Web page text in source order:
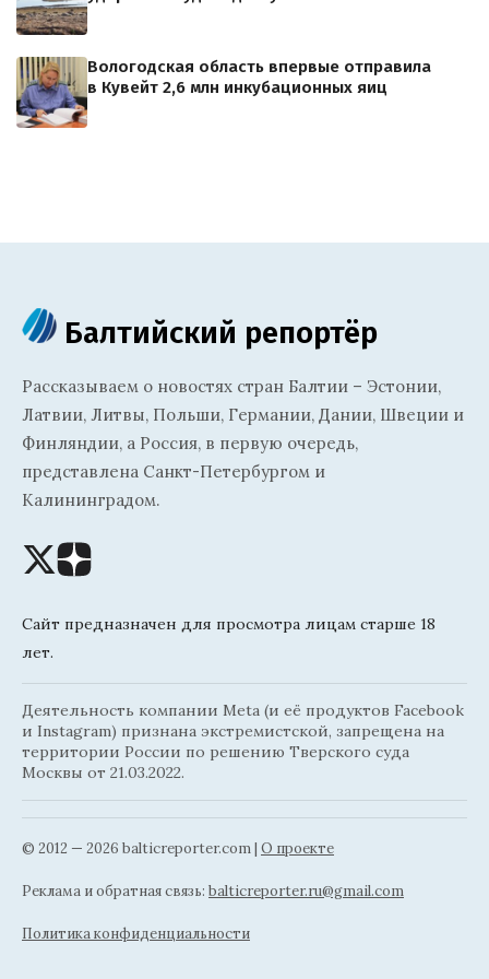
Вологодская область впервые отправила
в Кувейт 2,6 млн инкубационных яиц
Балтийский репортёр
Рассказываем о новостях стран Балтии – Эстонии,
Латвии, Литвы, Польши, Германии, Дании, Швеции и
Финляндии, а Россия, в первую очередь,
представлена Санкт-Петербургом и
Калининградом.
Сайт предназначен для просмотра лицам старше 18
лет.
Деятельность компании Meta (и её продуктов Facebook
и Instagram) признана экстремистской, запрещена на
территории России по решению Тверского суда
Москвы от 21.03.2022.
© 2012 — 2026 balticreporter.com | О проекте
Реклама и обратная связь: balticreporter.ru@gmail.com
Политика конфиденциальности